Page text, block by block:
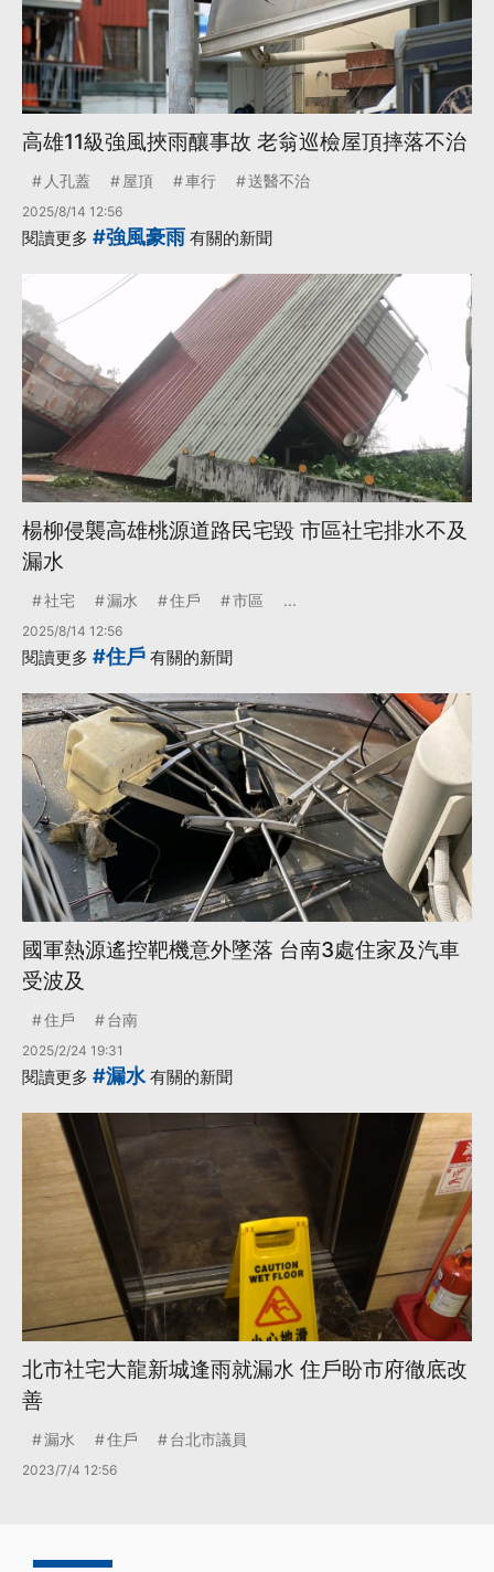
高雄11級強風挾雨釀事故 老翁巡檢屋頂摔落不治
人孔蓋 屋頂 車行 送醫不治
2025/8/14 12:56
閱讀更多 #強風豪雨 有關的新聞
楊柳侵襲高雄桃源道路民宅毀 市區社宅排水不及
漏水
社宅 漏水 住戶 市區 ...
2025/8/14 12:56
閱讀更多 #住戶 有關的新聞
國軍熱源遙控靶機意外墜落 台南3處住家及汽車
受波及
住戶 台南
2025/2/24 19:31
閱讀更多 #漏水有關的新聞
北市社宅大龍新城逢雨就漏水 住戶盼市府徹底改
善
漏水 住戶 台北市議員
2023/7/4 12:56